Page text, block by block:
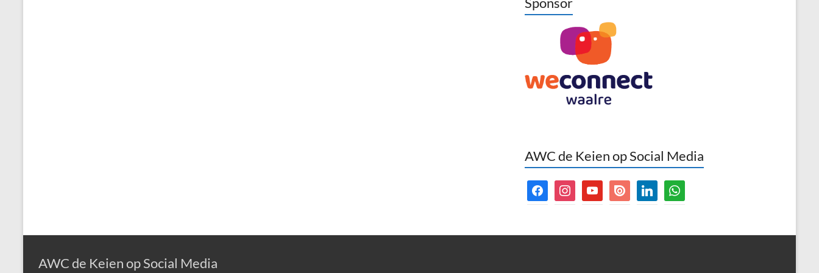
AWC de Keien op Social Media
facebookinstagramyoutubeissuu linkedinwhatsapp
AWC de Keien op Social Media